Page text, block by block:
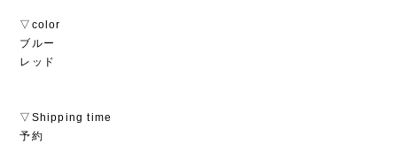
▽color
ブルー
レッド
▽Shipping time
予約